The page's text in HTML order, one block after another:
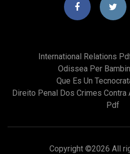
International Relations
Odissea Per
Que Es Un
Direito Penal Dos Crimes
Pdf
Copyright ©2026 All